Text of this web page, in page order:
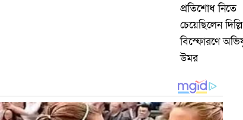
প্রতিশোধ নিতে
চেয়েছিলেন দিল্লি
বিস্ফোরণে
উমর